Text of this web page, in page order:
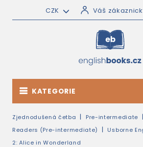
CZK Váš
KATEGORIE
Zjednodušená četba Pre-intermediate
Readers (Pre-intermediate)
Usborne
2: Alice in Wonderland